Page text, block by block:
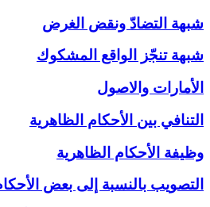
شبهة التضادّ ونقض الغرض
شبهة تنجّز الواقع المشكوك
الأمارات والاصول
التنافي بين الأحكام الظاهرية
وظيفة الأحكام الظاهرية
التصويب بالنسبة إلى‏ بعض